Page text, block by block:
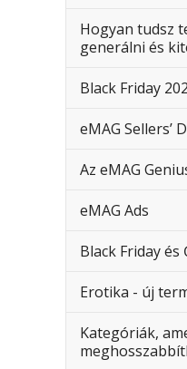
Hogyan tudsz
generálni és
Black Friday
eMAG Sellers’
Az eMAG
eMAG Ads
Black Friday
Erotika - új
Kategóriák,